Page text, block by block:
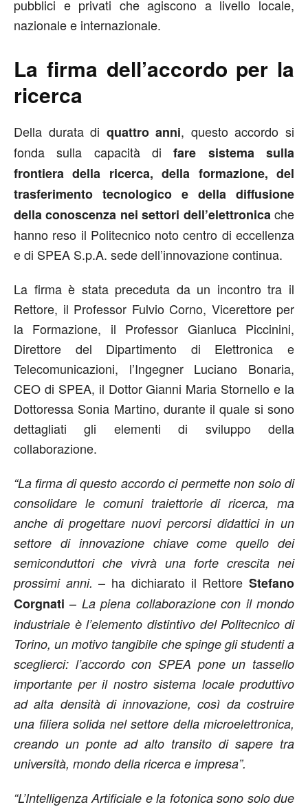
pubblici e privati che agiscono a livello locale,
nazionale e internazionale.
La firma dell’accordo per la
ricerca
Della durata di quattro anni, questo accordo si
fonda sulla capacità difare sistema sulla
frontiera della ricerca, della formazione, del
trasferimento tecnologico e della diffusione
della conoscenza nei settori dell’elettronicache
hanno reso il Politecnico noto centro di eccellenza
e di SPEA S.p.A. sede dell’innovazione continua.
La firma è stata preceduta da un incontro tra il
Rettore, il Professor Fulvio Corno, Vicerettore per
la Formazione, il Professor Gianluca Piccinini,
Direttore del Dipartimento di Elettronica e
Telecomunicazioni, l’Ingegner Luciano Bonaria,
CEO di SPEA, il Dottor Gianni Maria Stornello e la
Dottoressa Sonia Martino, durante il quale si sono
dettagliati gli elementi di sviluppo della
collaborazione.
“La firma di questo accordo ci permette non solo di
consolidare le comuni traiettorie di ricerca, ma
anche di progettare nuovi percorsi didattici in un
settore di innovazione chiave come quello dei
semiconduttori che vivrà una forte crescita nei
prossimi anni.– ha dichiarato il RettoreStefano
Corgnati – La piena collaborazione con il mondo
industriale è l’elemento distintivo del Politecnico di
Torino, un motivo tangibile che spinge gli studenti a
sceglierci: l’accordo con SPEA pone un tassello
importante per il nostro sistema locale produttivo
ad alta densità di innovazione, così da costruire
una filiera solida nel settore della microelettronica,
creando un ponte ad alto transito di sapere tra
università, mondo della ricerca e impresa”.
“L’Intelligenza Artificiale e la fotonica sono solo due